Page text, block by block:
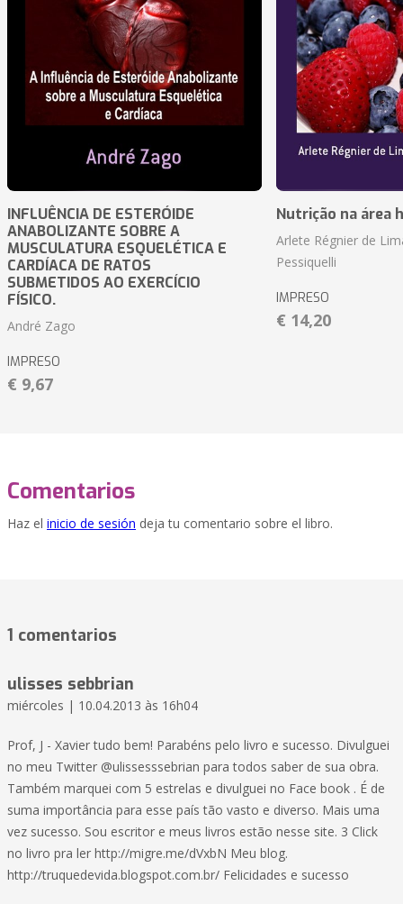
INFLUÊNCIA DE ESTERÓIDE
ANABOLIZANTE SOBRE A
MUSCULATURA ESQUELÉTICA E
CARDÍACA DE RATOS
SUBMETIDOS AO EXERCÍCIO
FÍSICO.
André Zago
IMPRESO
€ 9,67
Nutrição na área
Arlete Régnier de
Pessiquelli
IMPRESO
€ 14,20
Comentarios
Haz el inicio de sesión deja tu comentario sobre el libro.
1 comentarios
ulisses sebbrian
miércoles | 10.04.2013 às 16h04
Prof, J - Xavier tudo bem! Parabéns pelo livro e sucesso. Divulguei
no meu Twitter @ulissesssebrian para todos saber de sua obra.
Também marquei com 5 estrelas e divulguei no Face book . É de
suma importância para esse país tão vasto e diverso. Mais uma
vez sucesso. Sou escritor e meus livros estão nesse site. 3 Click
no livro pra ler http://migre.me/dVxbN Meu blog.
http://truquedevida.blogspot.com.br/ Felicidades e sucesso